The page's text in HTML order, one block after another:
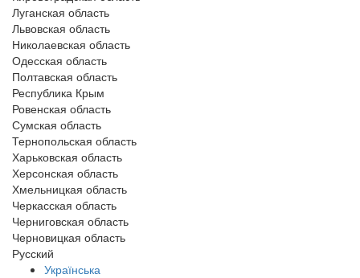
Луганская область
Львовская область
Николаевская область
Одесская область
Полтавская область
Республика Крым
Ровенская область
Сумская область
Тернопольская область
Харьковская область
Херсонская область
Хмельницкая область
Черкасская область
Черниговская область
Черновицкая область
Русский
Українська